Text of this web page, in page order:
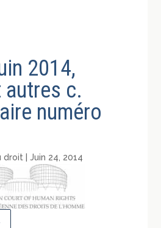
2014,
c.
numéro
droit |Juin 24, 2014